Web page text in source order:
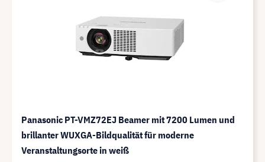
Panasonic PT-VMZ72EJ Beamer mit 7200 Lumen und
brillanter WUXGA-Bildqualität für moderne
Veranstaltungsorte in weiß